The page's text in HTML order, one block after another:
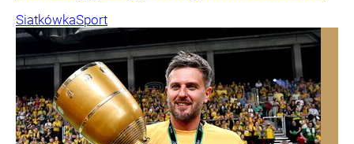
SiatkówkaSport